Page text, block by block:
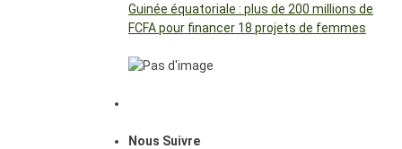
Guinée équatoriale : plus de 200 millions de
FCFA pour financer 18 projets de femmes
Nous Suivre